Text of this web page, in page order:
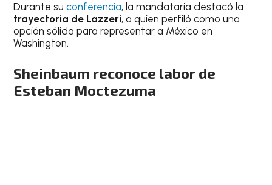
Durante suconferencia, la mandataria destacó la
trayectoria de Lazzeri, a quien perfiló como una
opción sólida para representar a México en
Washington.
Sheinbaum reconoce labor de
Esteban Moctezuma